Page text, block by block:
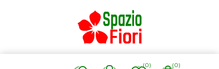
(0) (0)